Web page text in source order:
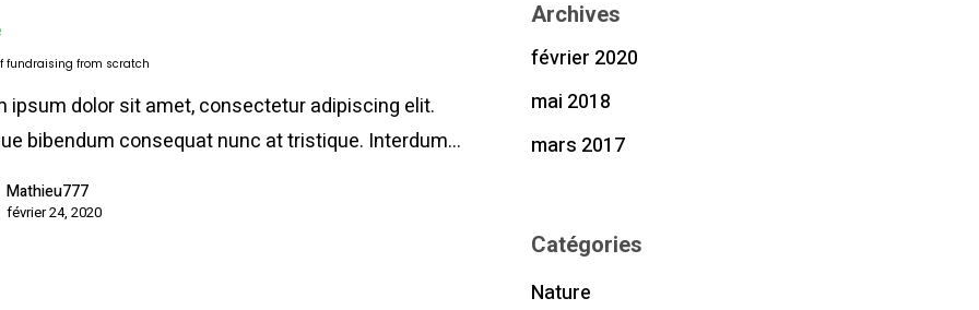
fundraising from scratch
ipsum dolor sit amet, consectetur adipiscing elit.
bibendum consequat nunc at tristique. Interdum…
Mathieu777
février 24, 2020
Archives
février 2020
mai 2018
mars 2017
Catégories
Nature